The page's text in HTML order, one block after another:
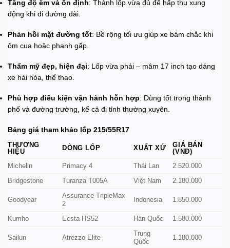
Tăng độ êm và ổn định: Thành lốp vừa đủ để hấp thụ xung
động khi đi đường dài.
Phản hồi mặt đường tốt: Bề rộng tối ưu giúp xe bám chắc khi
ôm cua hoặc phanh gấp.
Thẩm mỹ đẹp, hiện đại: Lốp vừa phải – mâm 17 inch tạo dáng
xe hài hòa, thể thao.
Phù hợp điều kiện vận hành hỗn hợp: Dùng tốt trong thành
phố và đường trường, kể cả đi tỉnh thường xuyên.
Bảng giá tham khảo lốp 215/55R17
THƯƠNG
HIỆU
DÒNG LỐP XUẤT XỨ
GIÁ BÁN
(VNĐ)
Michelin
Primacy 4 Thái Lan 2.520.000
Bridgestone Turanza T005A Việt Nam 2.180.000
Goodyear
Assurance TripleMax
2
Indonesia 1.850.000
Kumho Ecsta HS52 Hàn Quốc 1.580.000
Sailun Atrezzo Elite
Trung
Quốc
1.180.000